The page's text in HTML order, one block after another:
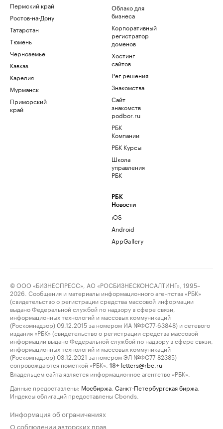
Пермский край
Ростов-на-Дону
Татарстан
Тюмень
Черноземье
Кавказ
Карелия
Мурманск
Приморский
край
Облако для
бизнеса
Корпоративный
регистратор
доменов
Хостинг
сайтов
Рег.решения
Знакомства
Сайт
знакомств
podbor.ru
РБК
Компании
РБК Курсы
Школа
управления
РБК
РБК
Новости
iOS
Android
AppGallery
© ООО «БИЗНЕСПРЕСС», АО «РОСБИЗНЕСКОНСАЛТИНГ», 1995–
2026. Сообщения и материалы информационного агентства «РБК»
(свидетельство о регистрации средства массовой информации
выдано Федеральной службой по надзору в сфере связи,
информационных технологий и массовых коммуникаций
(Роскомнадзор) 09.12.2015 за номером ИА №ФС77-63848) и сетевого
издания «РБК» (свидетельство о регистрации средства массовой
информации выдано Федеральной службой по надзору в сфере связи,
информационных технологий и массовых коммуникаций
(Роскомнадзор) 03.12.2021 за номером ЭЛ №ФС77-82385)
сопровождаются пометкой «РБК».
18+ letters@rbc.ru
Владельцем сайта является информационное агентство «РБК».
Данные предоставлены: Мосбиржа Санкт-Петербургская биржа
Индексы облигаций предоставлены Cbonds.
Информация об ограничениях
О соблюдении авторских прав